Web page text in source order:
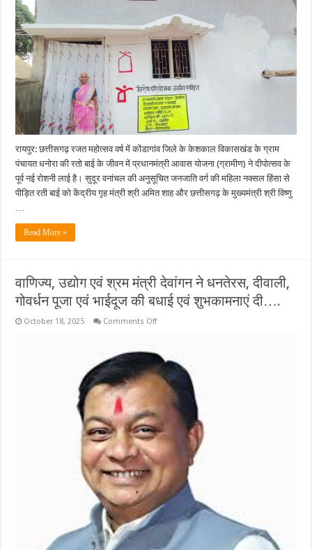
की
किरण:
धनोरा
की
रतो
बाई
को
विशेष
परियोजना
से
मिला
पक्का
घर…..
रायपुर: छत्तीसगढ़ रजत महोत्सव वर्ष में कोंडागांव जिले के केशकाल विकासखंड के ग्राम
पंचायत धनोरा की रतो बाई के जीवन में प्रधानमंत्री आवास योजना (ग्रामीण) ने दीपोत्सव के
पूर्व नई रोशनी लाई है। सुदूर वनांचल की अनुसूचित जनजाति वर्ग की महिला नक्सल हिंसा से
पीड़ित रती बाई को केंद्रीय गृह मंत्री श्री अमित शाह और छत्तीसगढ़ के मुख्यमंत्री श्री विष्णु
Read More »
वाणिज्य, उद्योग एवं श्रम मंत्री देवांगन ने धनतेरस, दीवाली,
गोवर्धन पूजा एवं भाईदूज की बधाई एवं शुभकामनाएं दी….
October 18, 2025 Comments Offon
श्रम
मंत्री
देवांगन
धनतेरस,
दीवाली,
गोवर्धन
पूजा
एवं
भाईदूज
बधाई
एवं
दी….